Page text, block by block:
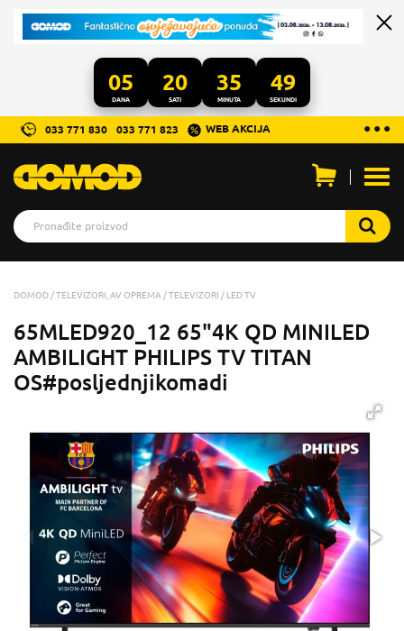
05
DANA
20
SATI
35
MINUTA
49
SEKUNDI
...
● ● ●
033 771 830 033 771 823 WEB AKCIJA
DOMOD TELEVIZORI, AV OPREMA TELEVIZORI LED TV
65MLED920_12 65"4K QD MINILED
AMBILIGHT PHILIPS TV TITAN
OS#posljednjikomadi